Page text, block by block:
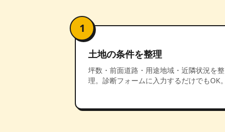
1
土地の条件を整理
坪数・前面道路・用途地域・近隣状況を整
理。診断フォームに入力するだけでもOK。